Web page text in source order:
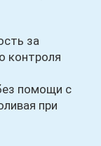
за
контроля
помощи с
при